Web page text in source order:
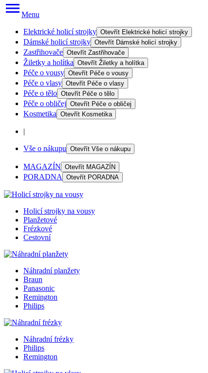
Menu
Elektrické holicí strojky Otevřít Elektrické holicí strojky
Dámské holicí strojky Otevřít Dámské holicí strojky
Zastřihovače Otevřít Zastřihovače
Žiletky a holítka Otevřít Žiletky a holítka
Péče o vousy Otevřít Péče o vousy
Péče o vlasy Otevřít Péče o vlasy
Péče o tělo Otevřít Péče o tělo
Péče o obličej Otevřít Péče o obličej
Kosmetika Otevřít Kosmetika
|
Vše o nákupu Otevřít Vše o nákupu
MAGAZÍN Otevřít MAGAZÍN
PORADNA Otevřít PORADNA
Holicí strojky na vousy
Planžetové
Frézkové
Cestovní
Náhradní planžety
Braun
Panasonic
Remington
Philips
Náhradní frézky
Philips
Remington